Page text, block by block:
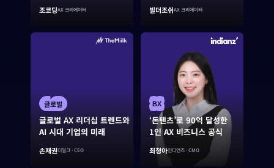
조코딩AX 크리에이터 빌더조쉬AX 크리에이터
손재권더밀크 · CEO
글로벌
글로벌 AX 리더십 트렌드와
AI 시대 기업의 미래
최청아인디언즈 · CMO
BX
‘돈텐츠’로 90억 달성한
1인 AX 비즈니스 공식